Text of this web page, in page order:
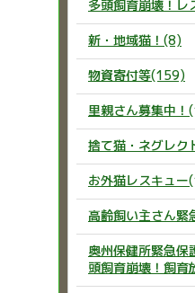
多頭飼育崩壊！
新・地域猫！(8)
物資寄付等(159)
里親さん募集中
捨て猫・ネグレク
お外猫レスキュ
高齢飼い主さん
奥州保健所緊急保
頭飼育崩壊！飼